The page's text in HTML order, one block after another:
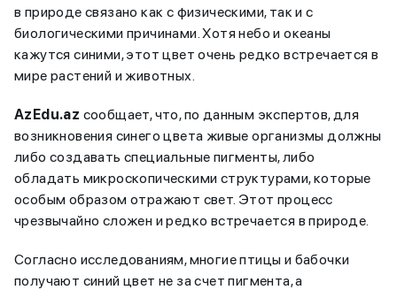
в природе связано как с физическими, так и с
биологическими причинами. Хотя небо и океаны
кажутся синими, этот цвет очень редко встречается в
мире растений и животных.
AzEdu.az сообщает, что, по данным экспертов, для
возникновения синего цвета живые организмы должны
либо создавать специальные пигменты, либо
обладать микроскопическими структурами, которые
особым образом отражают свет. Этот процесс
чрезвычайно сложен и редко встречается в природе.
Согласно исследованиям, многие птицы и бабочки
получают синий цвет не за счет пигмента, а